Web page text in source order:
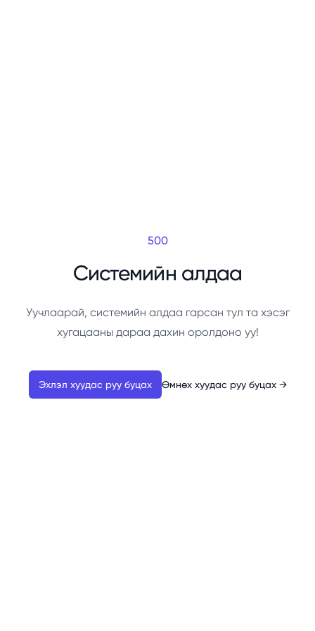
500
Системийн алдаа
Уучлаарай, системийн алдаа гарсан тул та хэсэг
хугацааны дараа дахин оролдоно уу!
Эхлэл хуудас руу буцах Өмнөх хуудас руу буцах →